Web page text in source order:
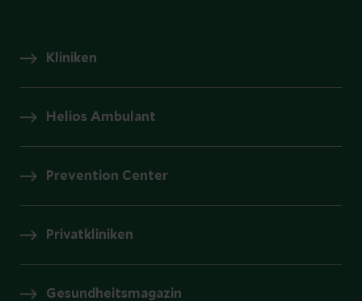
Kliniken
Helios Ambulant
Prevention Center
Privatkliniken
Gesundheitsmagazin